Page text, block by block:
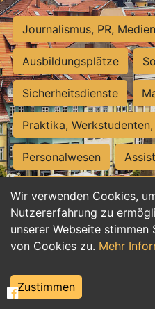
Wir verwenden Cookies,
Nutzererfahrung zu
unserer Webseite stimmen
von Cookies zu. Mehr
Zustimmen
Journalismus, PR,
Ausbildungsplätze
Sicherheitsdienste
Praktika,
Personalwesen
Hilfskräfte, Aushilfs- und
Einkauf, Logistik,
Weiterbildung, Studium,
Tourismus